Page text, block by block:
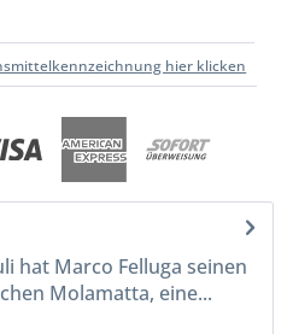
hier klicken
hat Marco Felluga seinen
Molamatta, eine...